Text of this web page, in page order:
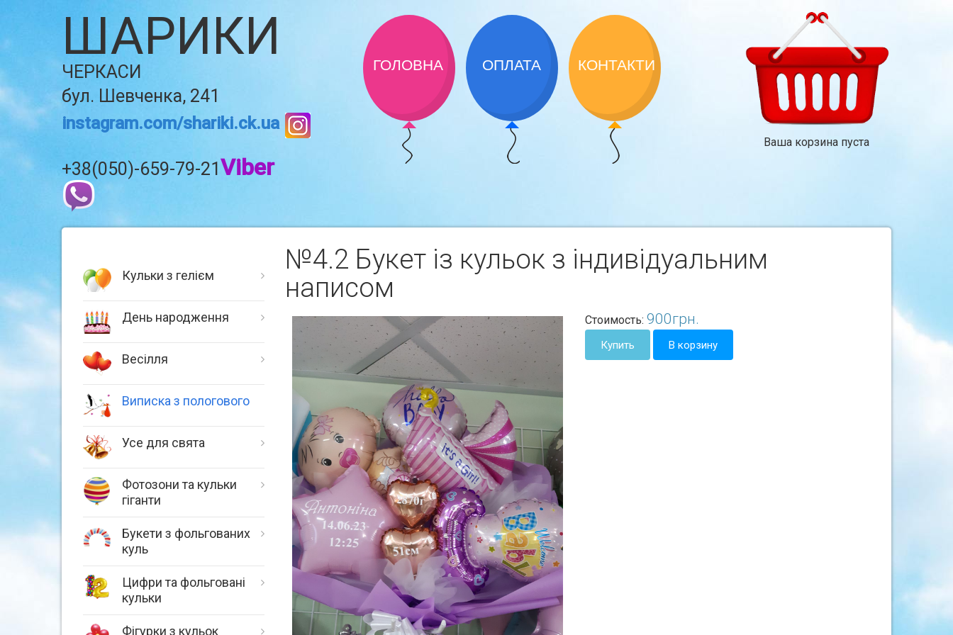
ШАРИКИ
ЧЕРКАСИ
бул. Шевченка, 241
instagram.com/shariki.ck.ua
+38(050)-659-79-21Viber
ГОЛОВНА ОПЛАТА КОНТАКТИ
Ваша корзина пуста
Кульки з гелієм
День народження
Весілля
Виписка з пологового
Усе для свята
Фотозони та кульки
гіганти
Букети з фольгованих
куль
Цифри та фольговані
кульки
Фігурки з кульок
№4.2 Букет із кульок з індивідуальним
написом
Стоимость: 900грн.
Купить В корзину